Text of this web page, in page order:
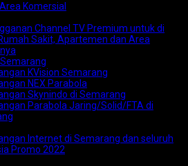
Komersial
Channel TV Premium untuk di
Sakit, Apartemen dan Area
KVision Semarang
NEX Parabola
Skynindo di Semarang
Parabola Jaring/Solid/FTA di
Internet di Semarang dan seluruh
Promo 2022